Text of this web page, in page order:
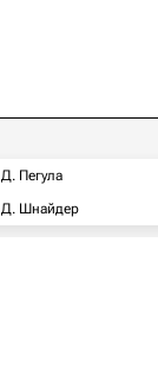
Д. Пегула
Д. Шнайдер